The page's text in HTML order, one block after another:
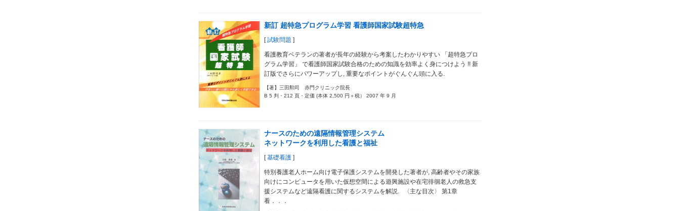
新訂 超特急プログラム学習 看護師国家試験超特急
[試験問題 ]
看護教育ベテランの著者が長年の経験から考案したわかりやすい 「超特急プロ
グラム学習」 で看護師国家試験合格のための知識を効率よく身につけよう !! 新
訂版でさらにパワーアップし, 重要なポイントがぐんぐん頭に入る.
【著】三田勲司 赤門クリニック院長
B 5 判・212 頁・定価 (本体 2,500 円＋税） 2007 年 9 月
ナースのための遠隔情報管理システム
ネットワークを利用した看護と福祉
[基礎看護 ]
特別養護老人ホーム向け電子保護システムを開発した著者が, 高齢者やその家族
向けにコンピュータを用いた仮想空間による遊興施設や在宅徘徊老人の救急支
援システムなど遠隔看護に関するシステムを解説. 〈主な目次〉 第1章
看．．．